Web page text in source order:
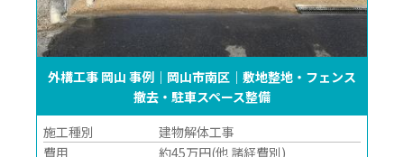
外構工事 岡山 事例｜岡山市南区｜敷地整地・フェンス
撤去・駐車スペース整備
施工種別
建物解体工事
費用
約45万円(他 諸経費別)